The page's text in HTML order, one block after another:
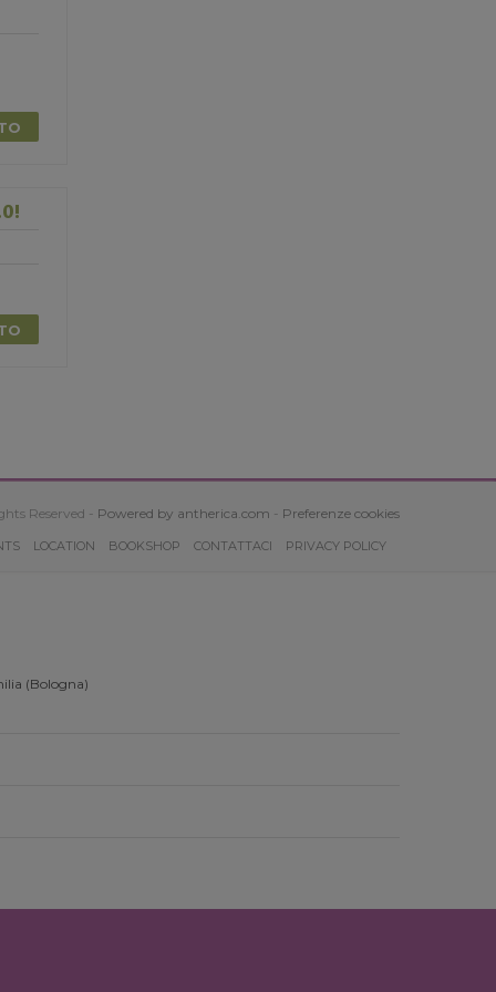
Reserved - Powered by antherica.com - Preferenze cookies
LOCATION BOOKSHOP CONTATTACI PRIVACY POLICY
(Bologna)